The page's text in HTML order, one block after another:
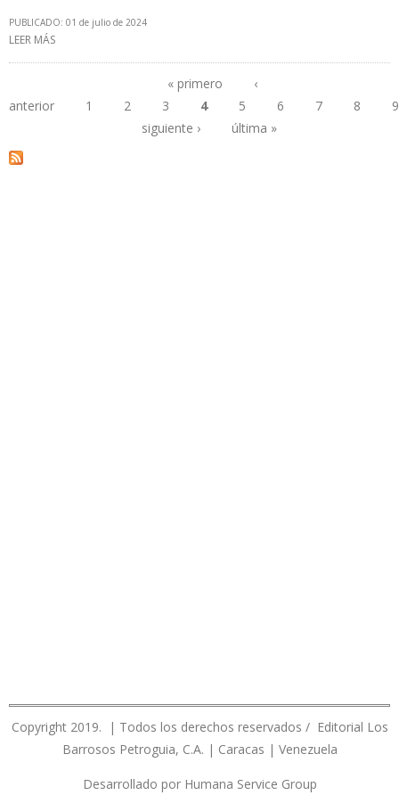
PUBLICADO: 01 de julio de 2024
LEER MÁS
Páginas
« primero
‹
anterior
1 2 3 4 5 6 7 8
9
siguiente ›
última »
Copyright 2019. | Todos los derechos reservados / Editorial Los
Barrosos Petroguia, C.A. | Caracas | Venezuela
Desarrollado por Humana Service Group